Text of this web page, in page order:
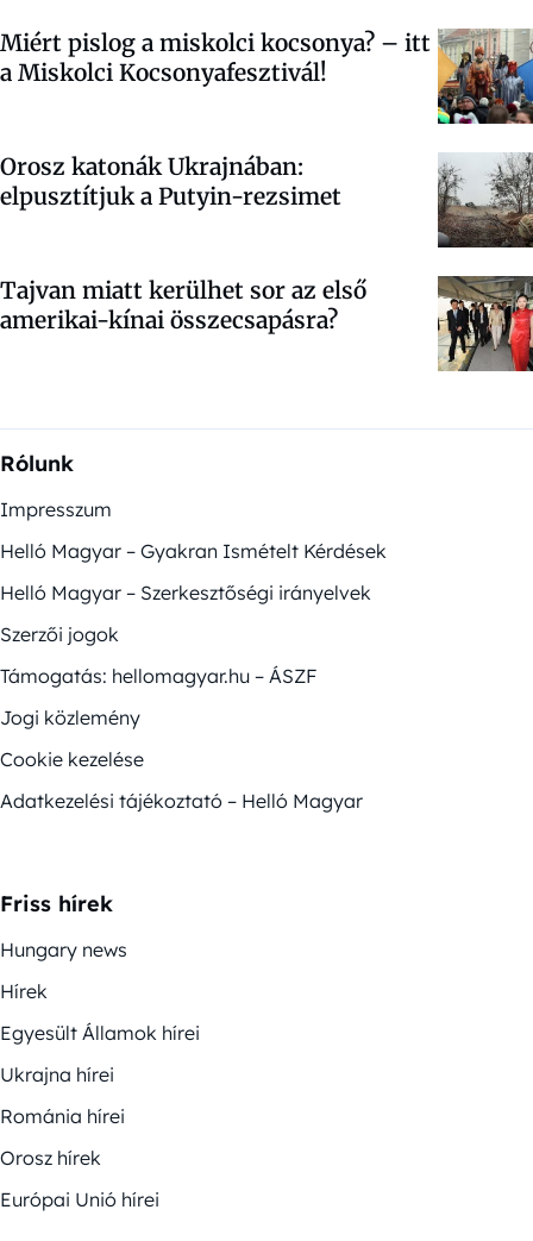
Miért pislog a miskolci kocsonya? – itt
a Miskolci Kocsonyafesztivál!
Orosz katonák Ukrajnában:
elpusztítjuk a Putyin-rezsimet
Tajvan miatt kerülhet sor az első
amerikai-kínai összecsapásra?
Rólunk
Impresszum
Helló Magyar – Gyakran Ismételt Kérdések
Helló Magyar – Szerkesztőségi irányelvek
Szerzői jogok
Támogatás: hellomagyar.hu – ÁSZF
Jogi közlemény
Cookie kezelése
Adatkezelési tájékoztató – Helló Magyar
Friss hírek
Hungary news
Hírek
Egyesült Államok hírei
Ukrajna hírei
Románia hírei
Orosz hírek
Európai Unió hírei